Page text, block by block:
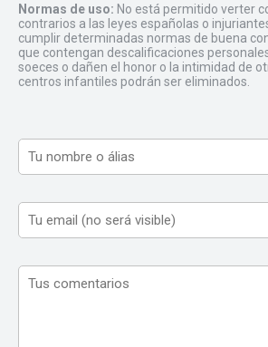
Normas de uso: No está permitido verter
contrarios a las leyes españolas o
cumplir determinadas normas de buena
que contengan descalificaciones
soeces o dañen el honor o la intimidad de
centros infantiles podrán ser eliminados.